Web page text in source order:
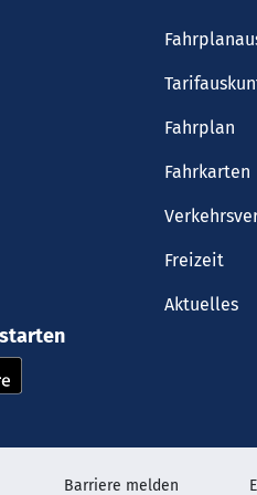
Fahrplan
Fahrkarten
Freizeit
Aktuelles
Barriere melden